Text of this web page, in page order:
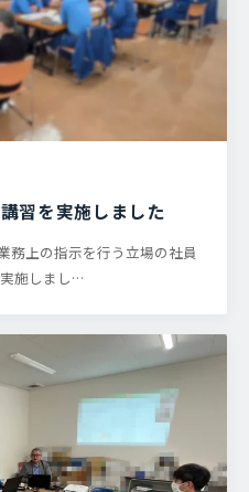
習を実施しました
務上の指示を行う立場の社員
施しまし…